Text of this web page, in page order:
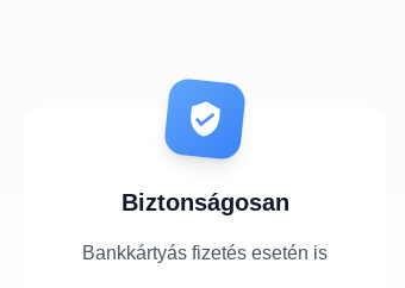
Biztonságosan
Bankkártyás fizetés esetén is